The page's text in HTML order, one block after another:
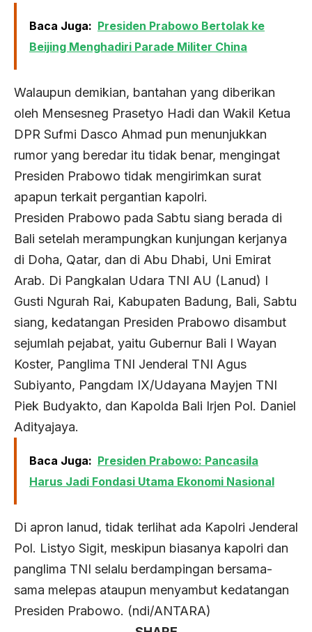
Baca Juga: Presiden Prabowo Bertolak ke
Beijing Menghadiri Parade Militer China
Walaupun demikian, bantahan yang diberikan
oleh Mensesneg Prasetyo Hadi dan Wakil Ketua
DPR Sufmi Dasco Ahmad pun menunjukkan
rumor yang beredar itu tidak benar, mengingat
Presiden Prabowo tidak mengirimkan surat
apapun terkait pergantian kapolri.
Presiden Prabowo pada Sabtu siang berada di
Bali setelah merampungkan kunjungan kerjanya
di Doha, Qatar, dan di Abu Dhabi, Uni Emirat
Arab. Di Pangkalan Udara TNI AU (Lanud) I
Gusti Ngurah Rai, Kabupaten Badung, Bali, Sabtu
siang, kedatangan Presiden Prabowo disambut
sejumlah pejabat, yaitu Gubernur Bali I Wayan
Koster, Panglima TNI Jenderal TNI Agus
Subiyanto, Pangdam IX/Udayana Mayjen TNI
Piek Budyakto, dan Kapolda Bali Irjen Pol. Daniel
Adityajaya.
Baca Juga: Presiden Prabowo: Pancasila
Harus Jadi Fondasi Utama Ekonomi Nasional
Di apron lanud, tidak terlihat ada Kapolri Jenderal
Pol. Listyo Sigit, meskipun biasanya kapolri dan
panglima TNI selalu berdampingan bersama-
sama melepas ataupun menyambut kedatangan
Presiden Prabowo. (ndi/ANTARA)